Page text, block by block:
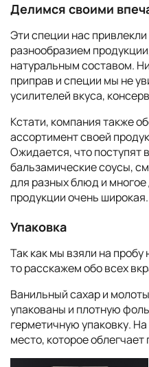
Делимся своими
Эти специи нас
разнообразием
натуральным составом.
приправ и специи мы не
усилителей вкуса,
Кстати, компания также
ассортимент своей
Ожидается, что поступят
бальзамические соусы,
для разных блюд и многое
продукции очень широкая.
Упаковка
Так как мы взяли на
то расскажем обо всех
Ванильный сахар и
упакованы и плотную
герметичную упаковку.
место, которое